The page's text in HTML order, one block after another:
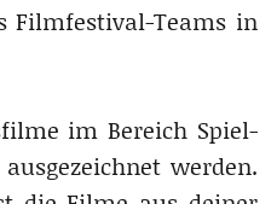
Filmfestival-Teams in
im Bereich Spiel-
werden.